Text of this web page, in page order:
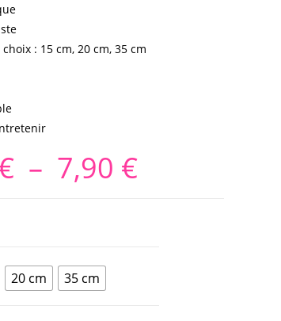
: 15 cm, 20 cm, 35 cm
– 7,90 €
20 cm 35 cm